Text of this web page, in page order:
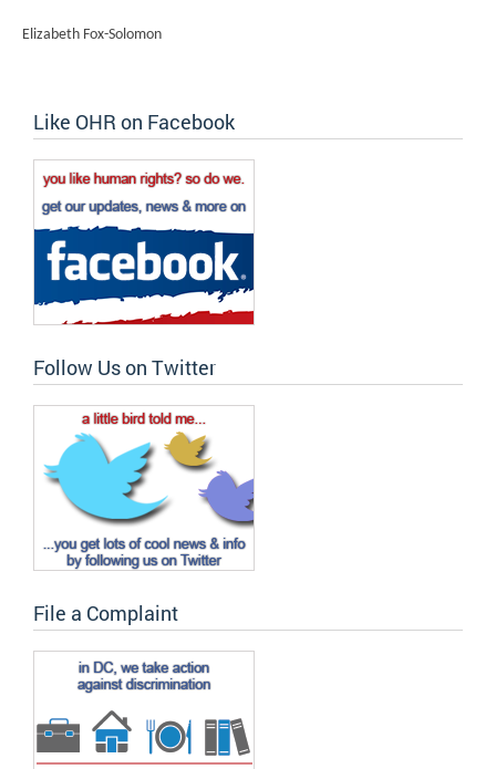
Elizabeth Fox-Solomon
Like OHR on Facebook
Follow Us on Twitter
File a Complaint